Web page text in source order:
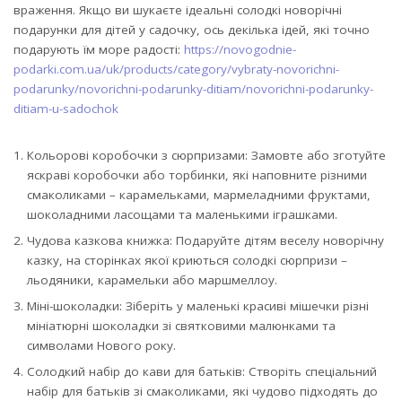
враження. Якщо ви шукаєте ідеальні солодкі новорічні
подарунки для дітей у садочку, ось декілька ідей, які точно
подарують їм море радості: https://novogodnie-
podarki.com.ua/uk/products/category/vybraty-novorichni-
podarunky/novorichni-podarunky-ditiam/novorichni-podarunky-
ditiam-u-sadochok
Кольорові коробочки з сюрпризами: Замовте або зготуйте
яскраві коробочки або торбинки, які наповните різними
смаколиками – карамельками, мармеладними фруктами,
шоколадними ласощами та маленькими іграшками.
Чудова казкова книжка: Подаруйте дітям веселу новорічну
казку, на сторінках якої криються солодкі сюрпризи –
льодяники, карамельки або маршмеллоу.
Міні-шоколадки: Зіберіть у маленькі красиві мішечки різні
мініатюрні шоколадки зі святковими малюнками та
символами Нового року.
Солодкий набір до кави для батьків: Створіть спеціальний
набір для батьків зі смаколиками, які чудово підходять до